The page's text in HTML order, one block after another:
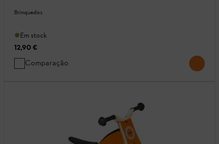
Brinquedos
Em stock
12,90 €
Comparação